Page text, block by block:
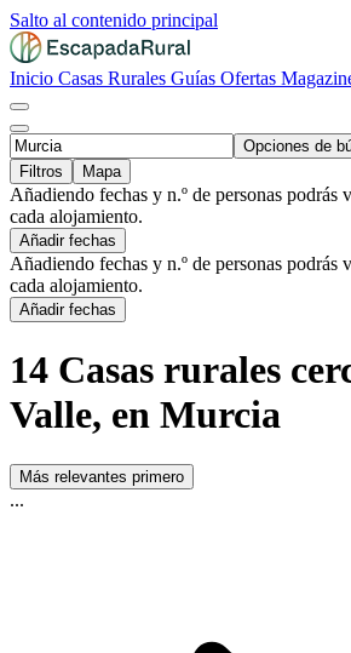
Salto al contenido principal
Inicio Casas Rurales Guías Ofertas
Opciones de
Filtros
Mapa
Añadiendo fechas y n.º de personas podrás
cada alojamiento.
Añadir fechas
Añadiendo fechas y n.º de personas podrás
cada alojamiento.
Añadir fechas
14 Casas rurales
Valle, en Murcia
Más relevantes primero
...